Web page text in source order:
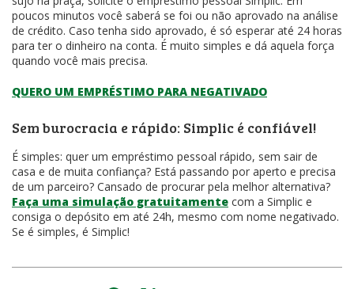
poucos minutos você saberá se foi ou não aprovado na análise
de crédito. Caso tenha sido aprovado, é só esperar até 24 horas
para ter o dinheiro na conta. É muito simples e dá aquela força
quando você mais precisa.
QUERO UM EMPRÉSTIMO PARA NEGATIVADO
Sem burocracia e rápido: Simplic é confiável!
É simples: quer um empréstimo pessoal rápido, sem sair de
casa e de muita confiança? Está passando por aperto e precisa
de um parceiro? Cansado de procurar pela melhor alternativa?
Faça uma simulação gratuitamente com a Simplic e
consiga o depósito em até 24h, mesmo com nome negativado.
Se é simples, é Simplic!